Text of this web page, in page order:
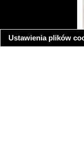
Ustawienia plików